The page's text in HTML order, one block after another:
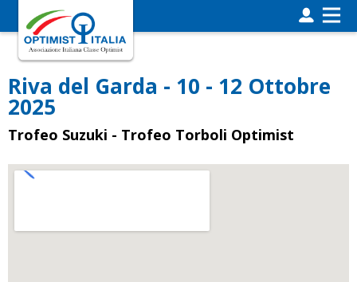
Riva del Garda - 10 - 12 Ottobre
2025
Trofeo Suzuki - Trofeo Torboli Optimist